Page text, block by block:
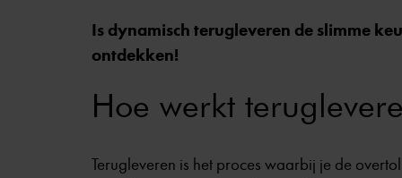
Is dynamisch terugleveren de slimme
ontdekken!
Hoe werkt
Terugleveren is het proces waarbij je de